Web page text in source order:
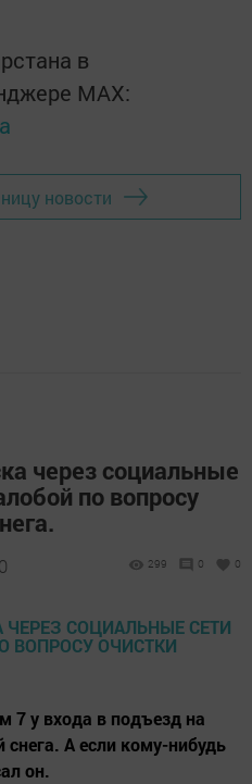
в
MАХ:
новости
через социальные
по вопросу
299 0 0
7 у входа в подъезд на
А если кому-нибудь
он.